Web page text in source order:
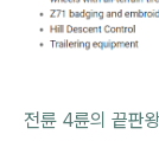
전륜 4륜의 끝판